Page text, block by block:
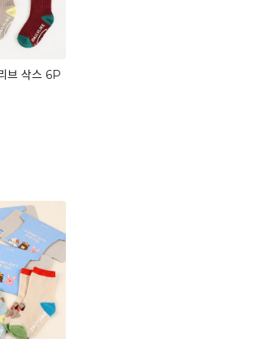
브 삭스 6P